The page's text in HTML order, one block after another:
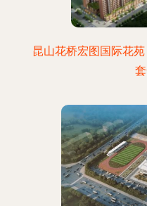
昆山花桥宏图国际花